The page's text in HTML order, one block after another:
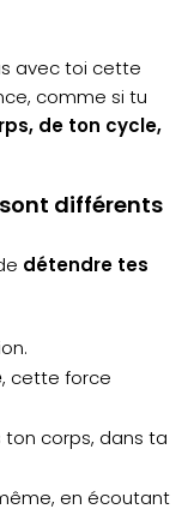
avec toi cette
comme si tu
de ton cycle,
différents
détendre tes
, cette force
corps, dans ta
en écoutant